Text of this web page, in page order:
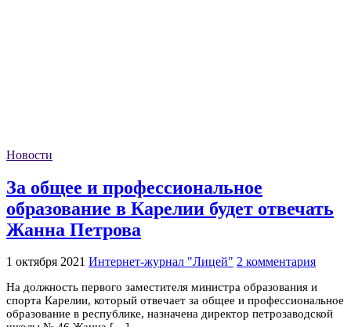
Новости
За общее и профессиональное
образование в Карелии будет отвечать
Жанна Петрова
1 октября 2021 Интернет-журнал "Лицей" 2 комментария
На должность первого заместителя министра образования и
спорта Карелии, который отвечает за общее и профессиональное
образование в республике, назначена директор петрозаводской